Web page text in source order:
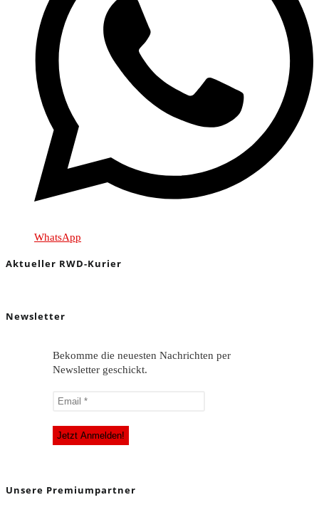
WhatsApp
Aktueller RWD-Kurier
Newsletter
Bekomme die neuesten Nachrichten per
Newsletter geschickt.
Unsere Premiumpartner